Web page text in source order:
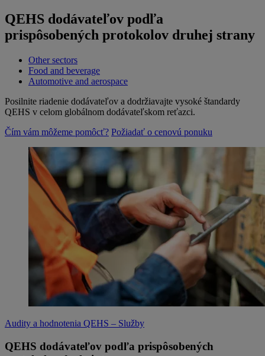
QEHS dodávateľov podľa
prispôsobených protokolov druhej strany
Other sectors
Food and beverage
Automotive and aerospace
Posilnite riadenie dodávateľov a dodržiavajte vysoké štandardy
QEHS v celom globálnom dodávateľskom reťazci.
Čím vám môžeme pomôcť? Požiadať o cenovú ponuku
Audity a hodnotenia QEHS – Služby
QEHS dodávateľov podľa prispôsobených